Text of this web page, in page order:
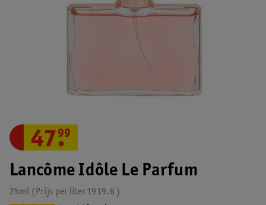
Lancôme Idôle Le Parfum
25ml 1919.6
Prijs per liter
47.
99